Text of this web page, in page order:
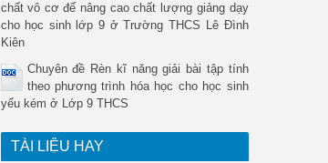
chất vô cơ để nâng cao chất lượng giảng dạy
cho học sinh lớp 9 ở Trường THCS Lê Đình
Kiên
Chuyên đề Rèn kĩ năng giải bài tập tính
theo phương trình hóa học cho học sinh
yếu kém ở Lớp 9 THCS
TÀI LIỆU HAY